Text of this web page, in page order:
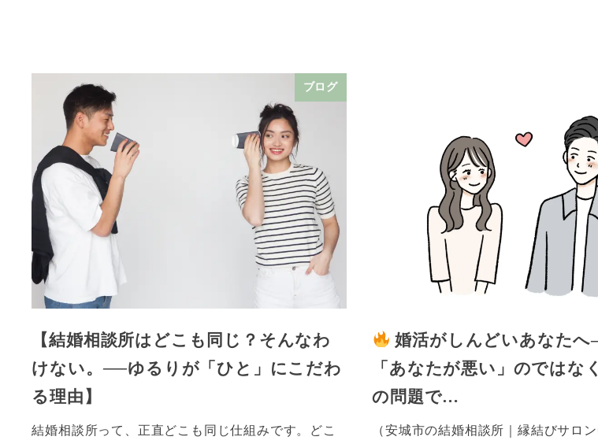
ブログ
【結婚相談所はどこも同じ？そんなわ
けない。──ゆるりが「ひと」にこだわ
る理由】
結婚相談所って、正直どこも同じ仕組みです。どこ
婚活がしんどいあなた
「あなたが悪い」のではな
の問題で…
（安城市の結婚相談所｜縁結びサロ